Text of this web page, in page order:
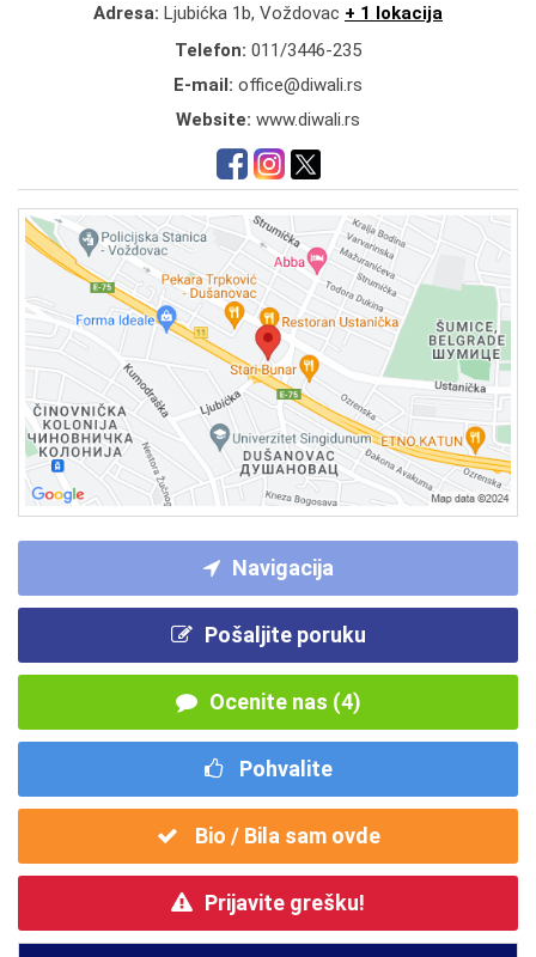
Adresa: Ljubićka 1b, Voždovac + 1 lokacija
Telefon: 011/3446-235
E-mail: office@diwali.rs
Website: www.diwali.rs
Navigacija
Pošaljite poruku
Ocenite nas (4)
Pohvalite
Bio / Bila sam ovde
Prijavite grešku!